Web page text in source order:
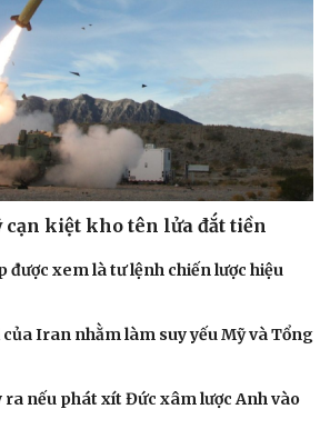
cạn kiệt kho tên lửa đắt tiền
được xem là tư lệnh chiến lược hiệu
của Iran nhằm làm suy yếu Mỹ và Tổng
ra nếu phát xít Đức xâm lược Anh vào